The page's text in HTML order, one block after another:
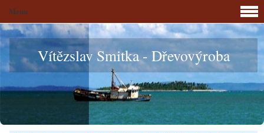
Vítězslav Smitka - Dřevovýroba
Menu